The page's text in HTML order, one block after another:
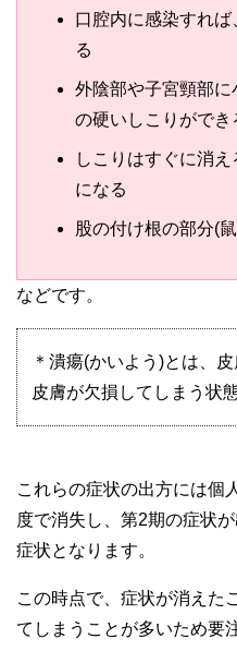
口腔内に感染すれ
る
外陰部や子宮頸部
の硬いしこりができ
しこりはすぐに消
になる
股の付け根の部分(
などです。
＊潰瘍(かいよう)とは、
皮膚が欠損してしまう状
これらの症状の出方には個
度で消失し、第2期の症状
症状となります。
この時点で、症状が消えた
てしまうことが多いため要